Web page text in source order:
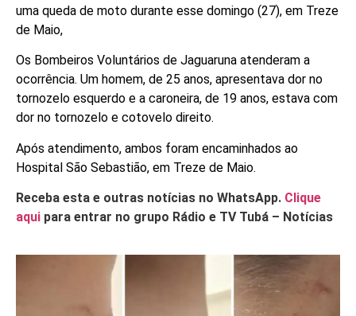
uma queda de moto durante esse domingo (27), em Treze
de Maio,
Os Bombeiros Voluntários de Jaguaruna atenderam a
ocorrência. Um homem, de 25 anos, apresentava dor no
tornozelo esquerdo e a caroneira, de 19 anos, estava com
dor no tornozelo e cotovelo direito.
Após atendimento, ambos foram encaminhados ao
Hospital São Sebastião, em Treze de Maio.
Receba esta e outras notícias no WhatsApp. Clique
aqui para entrar no grupo Rádio e TV Tubá – Notícias